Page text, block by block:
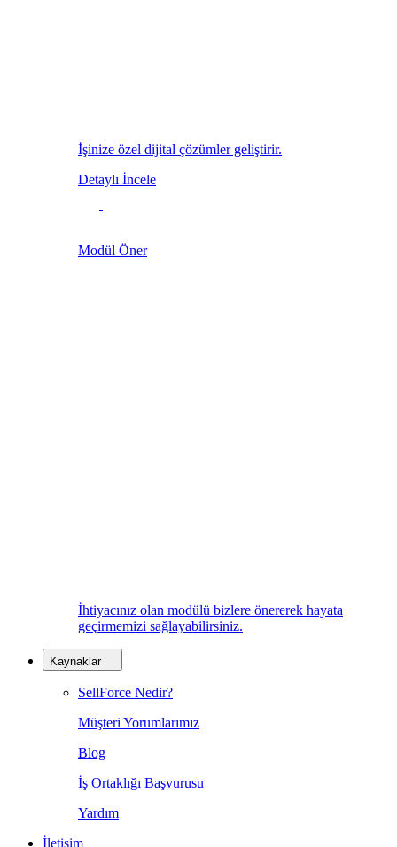
İşinize özel dijital çözümler geliştirir.
Detaylı İncele
Modül Öner
İhtiyacınız olan modülü bizlere önererek hayata
geçirmemizi sağlayabilirsiniz.
Kaynaklar
SellForce Nedir?
Müşteri Yorumlarımız
Blog
İş Ortaklığı Başvurusu
Yardım
İletişim